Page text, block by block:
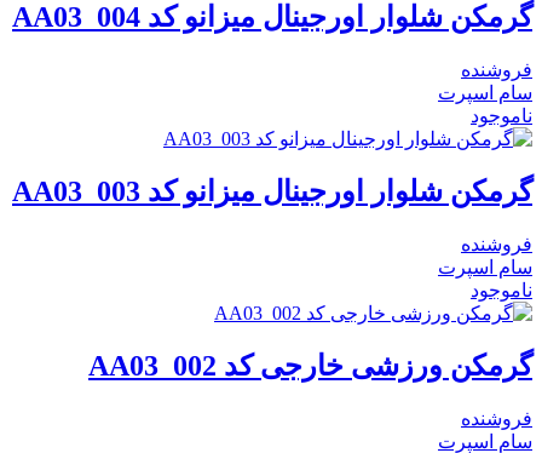
گرمکن شلوار اورجینال میزانو کد AA03_004
فروشنده
سام اسپرت
ناموجود
گرمکن شلوار اورجینال میزانو کد AA03_003
فروشنده
سام اسپرت
ناموجود
گرمکن ورزشی خارجی کد AA03_002
فروشنده
سام اسپرت